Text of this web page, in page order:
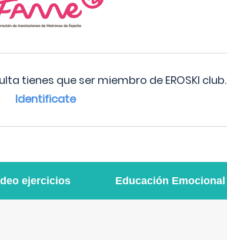
tienes que ser miembro de EROSKI club.
Identificate
ejercicios Educación Emocional